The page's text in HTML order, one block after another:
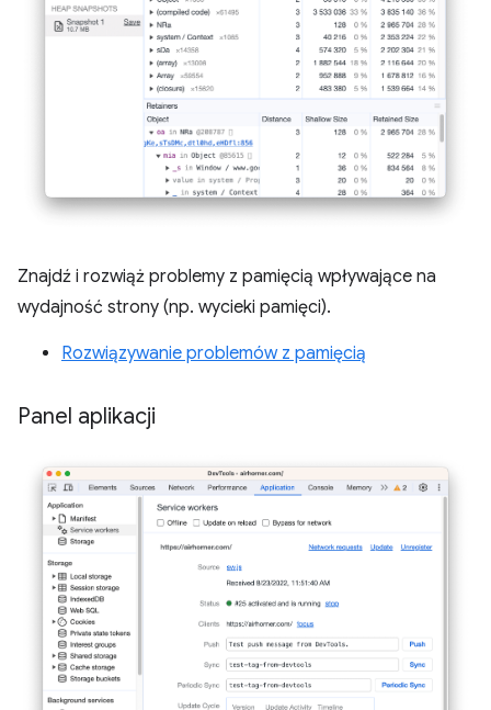
Znajdź i rozwiąż problemy z pamięcią wpływające na
wydajność strony (np. wycieki pamięci).
Rozwiązywanie problemów z pamięcią
Panel aplikacji